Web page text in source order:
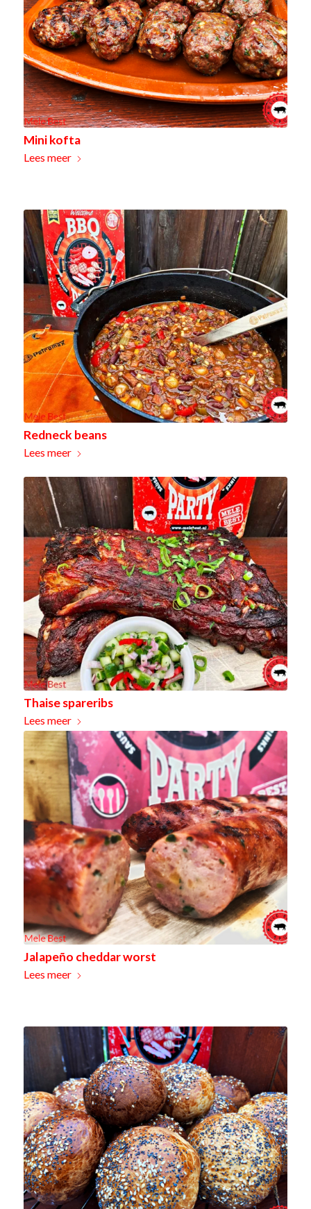
Mini kofta
Lees meer
Redneck beans
Lees meer
Thaise spareribs
Lees meer
Jalapeño cheddar worst
Lees meer